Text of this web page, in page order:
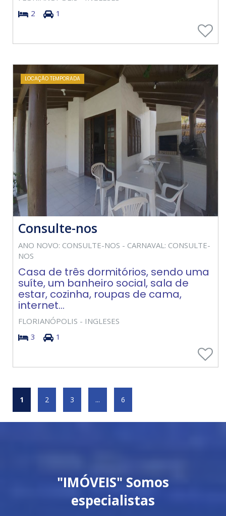
2
1
LOCAÇÃO TEMPORADA
Consulte-nos
ANO NOVO: CONSULTE-NOS - CARNAVAL: CONSULTE-
NOS
Casa de três dormitórios, sendo uma
suíte, um banheiro social, sala de
estar, cozinha, roupas de cama,
internet...
FLORIANÓPOLIS - INGLESES
3
1
1 2 3 ... 6
"IMÓVEIS" Somos
especialistas